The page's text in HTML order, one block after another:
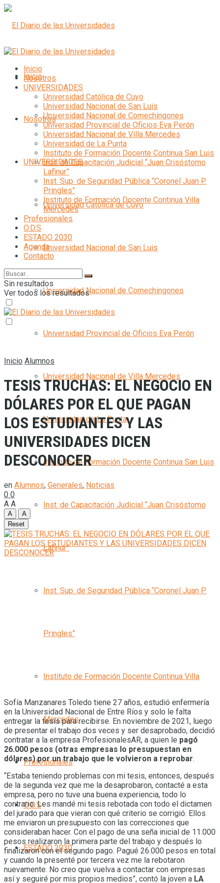
Inicio
Nosotros
UNIVERSIDADES
Universidad Católica de Cuyo
Universidad Nacional de San Luis
Universidad Nacional de Comechingones
Universidad Provincial de Oficios Eva Perón
Universidad Nacional de Villa Mercedes
Universidad de La Punta
Instituto de Formación Docente Continua San Luis
Inst. de Capacitación Judicial “Juan Crisóstomo
Lafinur”
Inst. Sup. de Seguridad Pública “Coronel Juan P.
Pringles”
Instituto de Formación Docente Continua Villa
Mercedes
Profesionales
O.D.S
ESTADO 2030
Inicio
Nosotros
UNIVERSIDADES
Universidad Católica de Cuyo
Universidad Nacional de San Luis
Universidad Nacional de Comechingones
Universidad Provincial de Oficios Eva Perón
Universidad Nacional de Villa Mercedes
Universidad de La Punta
Instituto de Formación Docente Continua San Luis
Inst. de Capacitación Judicial “Juan Crisóstomo
Lafinur”
Inst. Sup. de Seguridad Pública “Coronel Juan P.
Pringles”
Instituto de Formación Docente Continua Villa
Mercedes
Profesionales
O.D.S
ESTADO 2030
Agenda
Contacto
Sin resultados
Ver todos los resultados
Inicio Alumnos
TESIS TRUCHAS: EL NEGOCIO EN
DÓLARES POR EL QUE PAGAN
LOS ESTUDIANTES Y LAS
UNIVERSIDADES DICEN
DESCONOCER
en Alumnos, Generales, Noticias
0 0
A A
A
A
Reset
Sofía Manzanares Toledo tiene 27 años, estudió enfermería
en la Universidad Nacional de Entre Ríos y solo le falta
entregar la tesis para recibirse. En noviembre de 2021, luego
de presentar el trabajo dos veces y ser desaprobado, decidió
contratar a la empresa ProfesionalesAR, a quien le pagó
26.000 pesos (otras empresas lo presupuestan en
dólares) por un trabajo que le volvieron a reprobar.
“Estaba teniendo problemas con mi tesis, entonces, después
de la segunda vez que me la desaprobaron, contacté a esta
empresa, pero no tuve una buena experiencia, todo lo
contrario. Les mandé mi tesis rebotada con todo el dictamen
del jurado para que vieran con qué criterio se corrigió. Ellos
me enviaron un presupuesto con las correcciones que
consideraban hacer. Con el pago de una seña inicial de 11.000
pesos realizaron la primera parte del trabajo y después lo
finalizaron con el segundo pago. Pagué 26.000 pesos en total
y cuando la presenté por tercera vez me la rebotaron
nuevamente. No creo que vuelva a contactar con empresas
así y seguiré por mis propios medios”, contó la joven a LA